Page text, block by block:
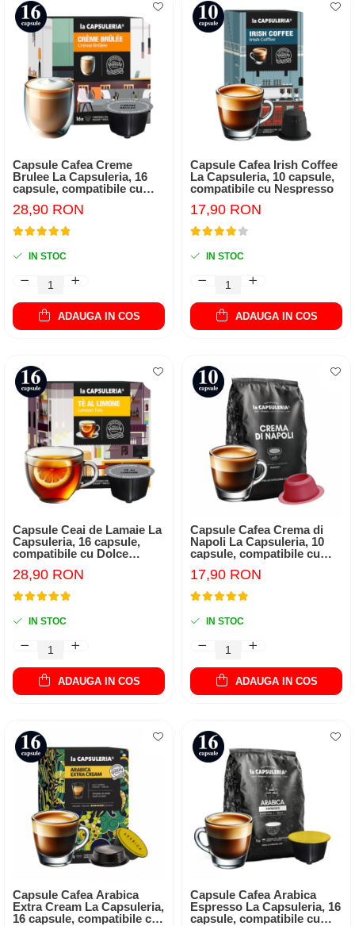
Capsule Cafea Creme
Brulee La Capsuleria, 16
capsule, compatibile cu
28,90 RON
IN STOC
ADAUGA IN COS
Capsule Cafea Irish Coffee
La Capsuleria, 10 capsule,
compatibile cu Nespresso
17,90 RON
IN STOC
ADAUGA IN COS
Capsule Ceai de Lamaie La
Capsuleria, 16 capsule,
compatibile cu Dolce
28,90 RON
IN STOC
ADAUGA IN COS
Capsule Cafea Crema di
Napoli La Capsuleria, 10
capsule, compatibile cu
17,90 RON
IN STOC
ADAUGA IN COS
Capsule Cafea Arabica
Extra Cream La Capsuleria,
16 capsule, compatibile cu
Capsule Cafea Arabica
Espresso La Capsuleria, 16
capsule, compatibile cu